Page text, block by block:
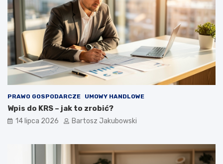
PRAWO GOSPODARCZE UMOWY HANDLOWE
Wpis do KRS – jak to zrobić?
14 lipca 2026 Bartosz Jakubowski